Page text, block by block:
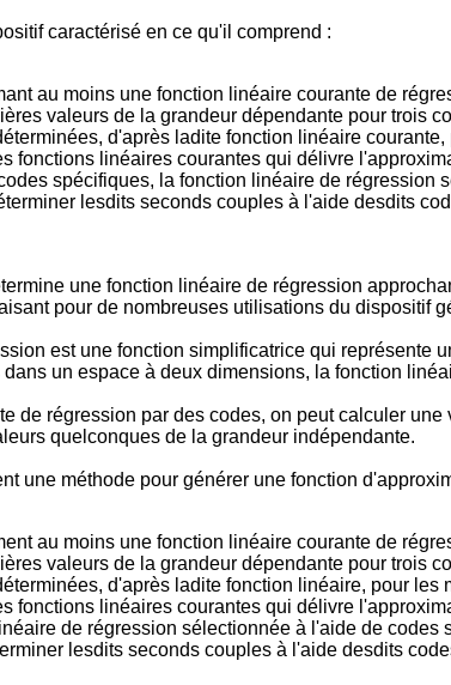
caractérisé en ce qu'il comprend :
au moins une fonction linéaire courante de
valeurs de la grandeur dépendante pour trois
d'après ladite fonction linéaire
fonctions linéaires courantes qui délivre
spécifiques, la fonction linéaire de régression
lesdits seconds couples à l'aide desdits
une fonction linéaire de régression
pour de nombreuses utilisations du dispositif
est une fonction simplificatrice qui représente
un espace à deux dimensions, la fonction
de régression par des codes, on peut calculer
quelconques de la grandeur indépendante.
une méthode pour générer une fonction
au moins une fonction linéaire courante de
valeurs de la grandeur dépendante pour trois
d'après ladite fonction linéaire, pour
fonctions linéaires courantes qui délivre
de régression sélectionnée à l'aide de codes
lesdits seconds couples à l'aide desdits